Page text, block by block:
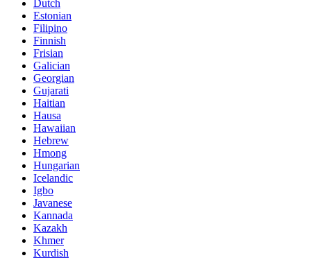
Dutch
Estonian
Filipino
Finnish
Frisian
Galician
Georgian
Gujarati
Haitian
Hausa
Hawaiian
Hebrew
Hmong
Hungarian
Icelandic
Igbo
Javanese
Kannada
Kazakh
Khmer
Kurdish